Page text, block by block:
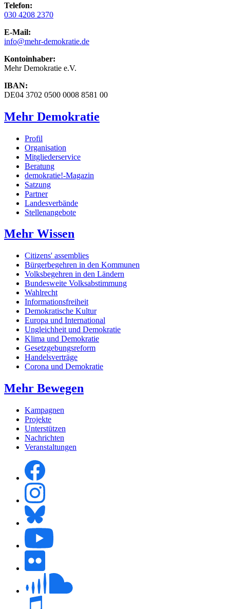
Telefon:
030 4208 2370
E-Mail:
info@mehr-demokratie.de
Kontoinhaber:
Mehr Demokratie e.V.
IBAN:
DE04 3702 0500 0008 8581 00
Mehr Demokratie
Profil
Organisation
Mitgliederservice
Beratung
demokratie!-Magazin
Satzung
Partner
Landesverbände
Stellenangebote
Mehr Wissen
Citizens' assemblies
Bürgerbegehren in den Kommunen
Volksbegehren in den Ländern
Bundesweite Volksabstimmung
Wahlrecht
Informationsfreiheit
Demokratische Kultur
Europa und International
Ungleichheit und Demokratie
Klima und Demokratie
Gesetzgebungsreform
Handelsverträge
Corona und Demokratie
Mehr Bewegen
Kampagnen
Projekte
Unterstützen
Nachrichten
Veranstaltungen